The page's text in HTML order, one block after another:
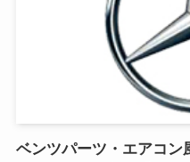
ベンツパーツ・エアコン